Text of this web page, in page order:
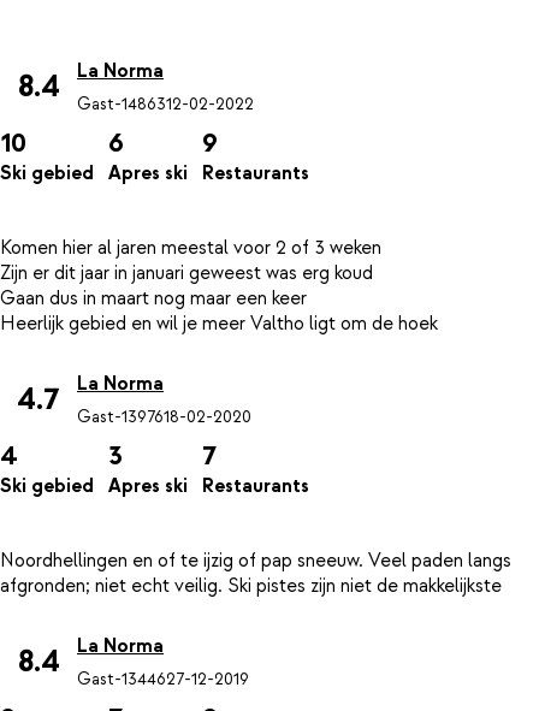
8.4 La Norma
Gast-1486312-02-2022
10
Ski gebied
6
Apres ski
9
Restaurants
Komen hier al jaren meestal voor 2 of 3 weken
Zijn er dit jaar in januari geweest was erg koud
Gaan dus in maart nog maar een keer
4.7 La Norma
Gast-1397618-02-2020
4
Ski gebied
3
Apres ski
7
Restaurants
Noordhellingen en of te ijzig of pap sneeuw. Veel paden langs
8.4 La Norma
Gast-1344627-12-2019